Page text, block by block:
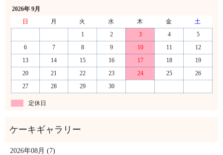
2026年 9月
日
月 火 水 木 金
土
1
2 3 4
5
6
7 8 9 10 11
12
13
14 15 16 17 18
19
20
21 22 23 24 25
26
27
28 29 30
定休日
2026年08月 (7)